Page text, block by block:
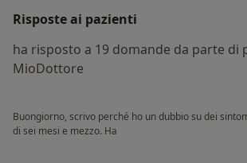
Risposte ai pazienti
ha risposto a 19 domande da parte di
MioDottore
Buongiorno, scrivo perché ho un dubbio su dei
di sei mesi e mezzo. Ha